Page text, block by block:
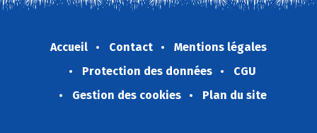
Accueil Contact
Mentions légales
Protection des données
CGU
Gestion des cookies
Plan du site